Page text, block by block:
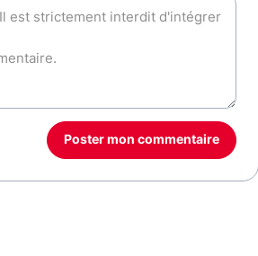
Poster mon commentaire